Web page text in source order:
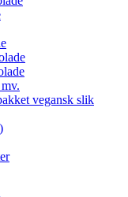
vegansk slik